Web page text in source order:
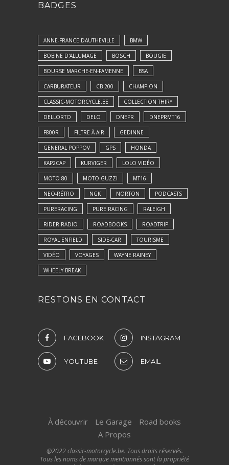
BADGES
ANNE-FRANCE DAUTHEVILLE BMW
BOBINE D'ALLUMAGE BOSCH BOUGIE
BOURSE MARCHE-EN-FAMENNE BSA
CARBURATEUR CB 200 CHAMPION
CLASSIC-MOTORCYCLE.BE COLLECTION THIRY
DELLORTO DELO DNEPR DNEPRMT16
F800R FILTRE À AIR GEDINNE
GENERAL POPPOV GPS HONDA
KAP2CAP KURVIGER LOLO VIDÉO
MOTO 80 MOTO GUZZI MT16
NEO-RÉTRO NGK NORTON PODCASTS
PURERACING PURE RACING RALEIGH
RIDER RADIO ROADBOOKS ROADTRIP
ROYAL ENFIELD SIDE-CAR TOURISME
VIDÉO VOYAGES WAYNE RAINEY
WHEELY BREAK
RESTONS EN CONTACT
FACEBOOK INSTAGRAM
YOUTUBE EMAIL
À découvrir Le Garage
Road books
A Propos
@2022 classic-motorcycle.be. Tous droits réservés.
Tous les noms de marque mentionnés sont la propriété